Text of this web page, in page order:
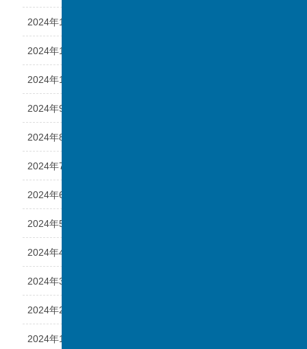
2024年12月
2024年11月
2024年10月
2024年9月
2024年8月
2024年7月
2024年6月
2024年5月
2024年4月
2024年3月
2024年2月
2024年1月